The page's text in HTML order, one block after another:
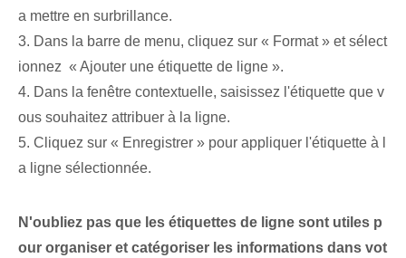
a mettre en surbrillance.
3. Dans la ⁢barre de menu⁢, cliquez sur « Format » et sélect
ionnez ⁤ « Ajouter une étiquette de ligne ».
4. Dans la fenêtre contextuelle, saisissez l'étiquette que v
ous souhaitez attribuer à la ligne.
5. Cliquez sur⁢ « Enregistrer » pour⁣ appliquer⁢ l'étiquette à l
a ⁢ligne sélectionnée.
N'oubliez pas que les étiquettes de ligne sont utiles p
our organiser et catégoriser les informations dans vot